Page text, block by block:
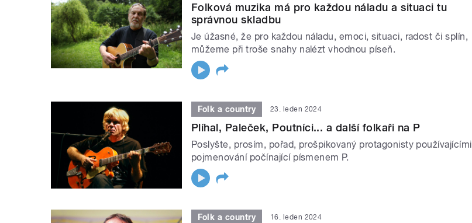
Folková muzika má pro každou náladu a situaci tu
správnou skladbu
Je úžasné, že pro každou náladu, emoci, situaci, radost či splín,
můžeme při troše snahy nalézt vhodnou píseň.
Folk a country 23. leden 2024
Plíhal, Paleček, Poutníci... a další folkaři na P
Poslyšte, prosím, pořad, prošpikovaný protagonisty používajícími
pojmenování počínající písmenem P.
Folk a country 16. leden 2024